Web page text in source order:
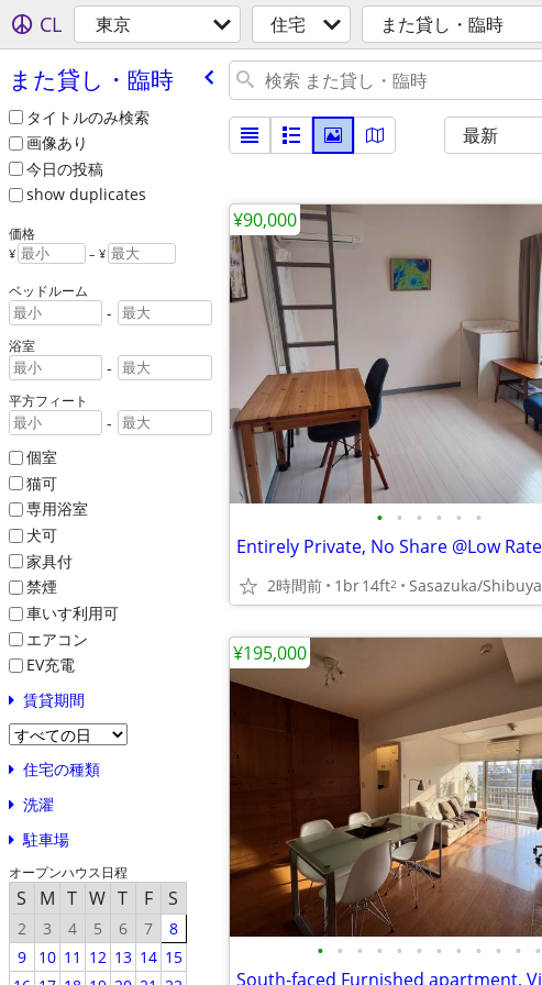
CL 東京 住宅 また貸し・臨時
また貸し・臨時
タイトルのみ検索
画像あり
今日の投稿
show duplicates
価格
¥ – ¥
ベッドルーム
-
浴室
-
平方フィート
-
個室
猫可
専用浴室
犬可
家具付
禁煙
車いす利用可
エアコン
EV充電
賃貸期間
住宅の種類
洗濯
駐車場
オープンハウス日程
S M T W T F S
2 3 4 5 6 7
8
9
10 11 12 13 14 15
最新
• • • • • •
2時間前 1br14ft2 Sasazuka/Shibuya
¥90,000
• • • • • • • • • • • •
¥195,000